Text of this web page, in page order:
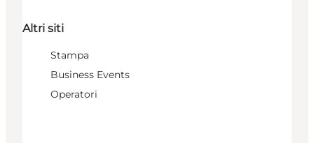
Altri siti
Stampa
Business Events
Operatori